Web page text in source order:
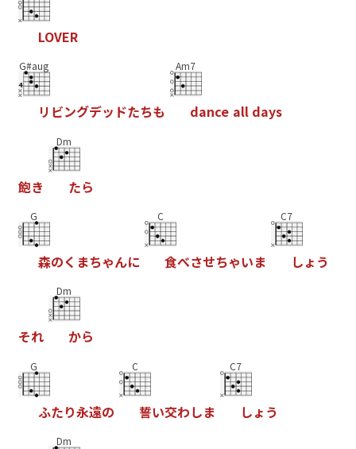
LOVER
G#aug
リ ビングデッ ドたちも
Am7
dance all days
飽き
Dm
たら
G
森のく まちゃんに
C
食べさせちゃいま
C7
しょ う
それ
Dm
から
G
ふたり永遠の
C
誓い交わしま
C7
しょ う
Dm